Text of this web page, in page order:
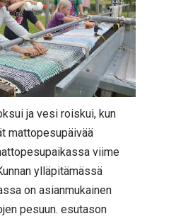
ja vesi roiskui, kun
mattopesupäivää
viime
ylläpitämässä
on asianmukainen
pesuun. esutason